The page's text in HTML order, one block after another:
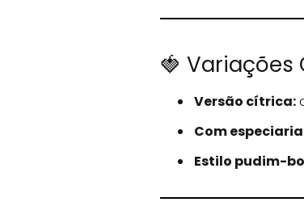
🍓 Variações
Versão cítrica:
Com
Estilo pudim-